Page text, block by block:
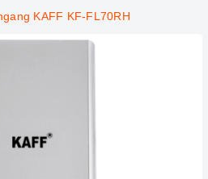
KAFF KF-FL70RH